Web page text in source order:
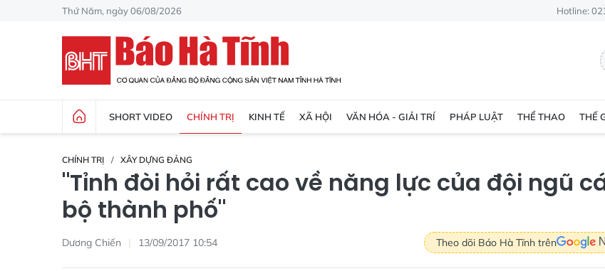
Thứ Năm, ngày 06/08/2026 Hotline:
SHORT VIDEO CHÍNH TRỊ KINH TẾ XÃ HỘI VĂN HÓA - GIẢI TRÍ PHÁP LUẬT THỂ THAO THẾ
CHÍNH TRỊ XÂY DỰNG ĐẢNG
"Tỉnh đòi hỏi rất cao về năng lực của đội ngũ
bộ thành phố"
Dương Chiến 13/09/2017 10:54 Theo dõi Báo Hà Tĩnh trên